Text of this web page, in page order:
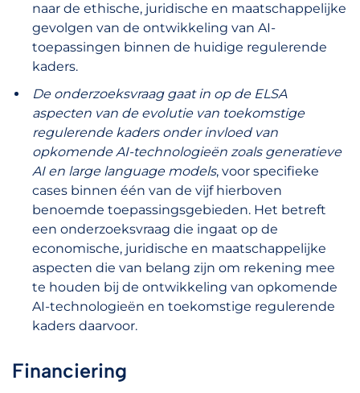
naar de ethische, juridische en maatschappelijke
gevolgen van de ontwikkeling van AI-
toepassingen binnen de huidige regulerende
kaders.
De onderzoeksvraag gaat in op de ELSA
aspecten van de evolutie van toekomstige
regulerende kaders onder invloed van
opkomende AI-technologieën zoals generatieve
AI en large language models, voor specifieke
cases binnen één van de vijf hierboven
benoemde toepassingsgebieden. Het betreft
een onderzoeksvraag die ingaat op de
economische, juridische en maatschappelijke
aspecten die van belang zijn om rekening mee
te houden bij de ontwikkeling van opkomende
AI-technologieën en toekomstige regulerende
kaders daarvoor.
Financiering